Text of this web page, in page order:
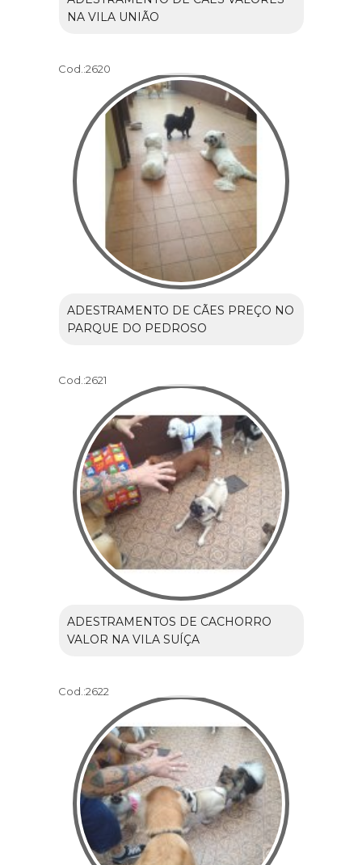
NA VILA UNIÃO
Cod.:2620
ADESTRAMENTO DE CÃES PREÇO NO
PARQUE DO PEDROSO
Cod.:2621
ADESTRAMENTOS DE CACHORRO
VALOR NA VILA SUÍÇA
Cod.:2622